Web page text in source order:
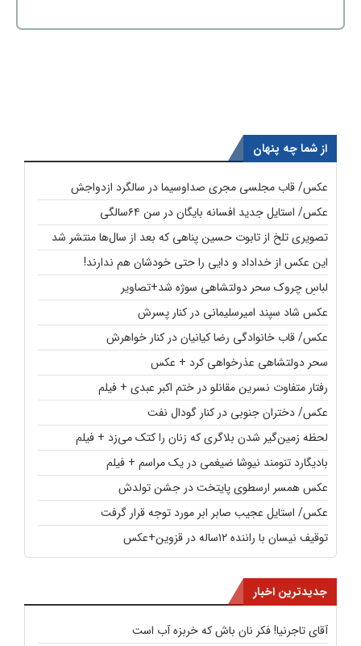
از شما چه پنهان
عکس/ قاب مجلسی مجری صداوسیما در سالگرد ازدواجش
عکس/ استایل جدید افسانه بایگان در سن ۶۴سالگی
تصویری تلخ از تابوت حسین پناهی که بعد از سال‌ها منتشر شد
این عکس از خداداد و دایی را حتی خودشان هم ندارند!
لباسِ چروک سحر دولتشاهی سوژه شد+تصاویر
عکس شاد سپند امیرسلیمانی در کنار پسرش
عکس/ قاب خانوادگی رضا کیانیان در کنار خواهرش
سحر دولتشاهی عذرخواهی کرد + عکس
رفتار متفاوت نسرین مقانلو در ختم اکبر عبدی + فیلم
عکس/ دختران جنوبی در کنار گودال نفت
لحظه زمین‌گیر شدن بلاگری که زنان را کتک می‌زد + فیلم
بادیگارد تنومند نیوشا ضیغمی در یک مراسم + فیلم
عکس همسر ارسطوی پایتخت در جشن تولدش
عکس/ استایل عجیب صابر ابر مورد توجه قرار گرفت
توقیف نیسان با راننده ۱۲ساله در قزوین+عکس
جدیدترین اخبار
آقای تاجرنیا! فکر نان باش که خربزه آب است